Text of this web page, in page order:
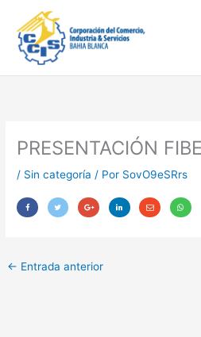
contenido
PRESENTACIÓN
/ Sin categoría / Por SovO9eSRrs
← Entrada anterior